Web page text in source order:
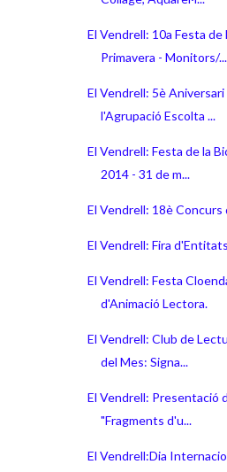
El Vendrell: 10a Festa de
Primavera - Monitors/...
El Vendrell: 5è Aniversari
l'Agrupació Escolta ...
El Vendrell: Festa de la
2014 - 31 de m...
El Vendrell: 18è Concurs
El Vendrell: Fira d'Entitats
El Vendrell: Festa
d'Animació Lectora.
El Vendrell: Club de
del Mes: Signa...
El Vendrell: Presentació
"Fragments d'u...
El Vendrell:Dia